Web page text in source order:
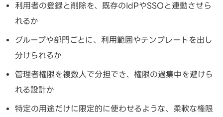
利用者の登録と削除を、既存のIdPやSSOと連動させら
れるか
グループや部門ごとに、利用範囲やテンプレートを出し
分けられるか
管理者権限を複数人で分担でき、権限の過集中を避けら
れる設計か
特定の用途だけに限定的に使わせるような、柔軟な権限